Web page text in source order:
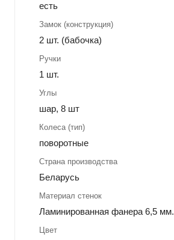
есть
Замок (конструкция)
2 шт. (бабочка)
Ручки
1 шт.
Углы
шар, 8 шт
Колеса (тип)
поворотные
Страна производства
Беларусь
Материал стенок
Ламинированная фанера 6,5 мм.
Цвет